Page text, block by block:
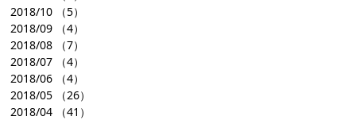
2018/10 （5）
2018/09 （4）
2018/08 （7）
2018/07 （4）
2018/06 （4）
2018/05 （26）
2018/04 （41）